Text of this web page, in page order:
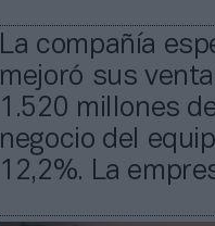
La compañía
mejoró sus
1.520 millones
negocio del
12,2%. La